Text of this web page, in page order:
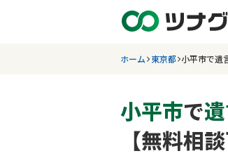
ホーム 東京都 小平市で遺
小平市で
【無料相